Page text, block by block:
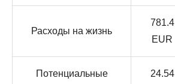
Расходы на жизнь
781.4
EUR
Потенциальные
24.54